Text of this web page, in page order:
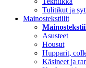
Tulitikut ja
Mainostekstiilit
Asusteet
Housut
Hupparit,
Käsineet ja